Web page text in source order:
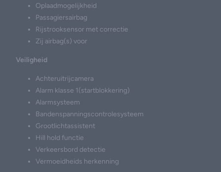
Oplaadmogelijkheid
Passagiersairbag
Rijstrooksensor met correctie
Zij airbag(s) voor
Veiligheid
Achteruitrijcamera
Alarm klasse 1(startblokkering)
Alarmsysteem
Bandenspanningscontrolesysteem
Grootlichtassistent
Hill hold functie
Verkeersbord detectie
Vermoeidheids herkenning